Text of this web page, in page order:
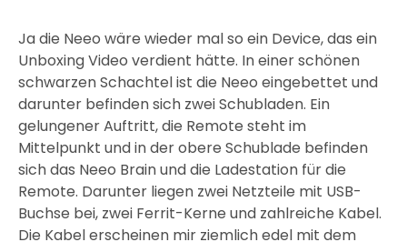
Ja die Neeo wäre wieder mal so ein Device, das ein
Unboxing Video verdient hätte. In einer schönen
schwarzen Schachtel ist die Neeo eingebettet und
darunter befinden sich zwei Schubladen. Ein
gelungener Auftritt, die Remote steht im
Mittelpunkt und in der obere Schublade befinden
sich das Neeo Brain und die Ladestation für die
Remote. Darunter liegen zwei Netzteile mit USB-
Buchse bei, zwei Ferrit-Kerne und zahlreiche Kabel.
Die Kabel erscheinen mir ziemlich edel mit dem